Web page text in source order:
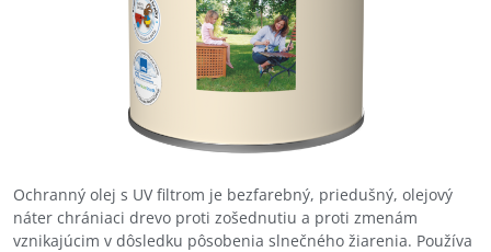
Ochranný olej s UV filtrom je bezfarebný, priedušný, olejový
náter chrániaci drevo proti zošednutiu a proti zmenám
vznikajúcim v dôsledku pôsobenia slnečného žiarenia. Používa